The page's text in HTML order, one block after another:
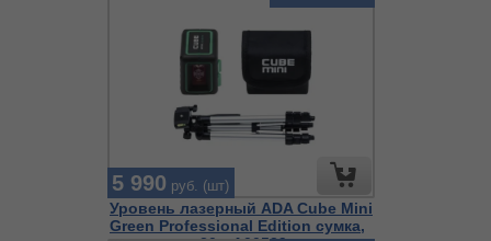
Уровень лазерный ADA Cube Mini
Green Professional Edition сумка,
5 990 руб. (шт)